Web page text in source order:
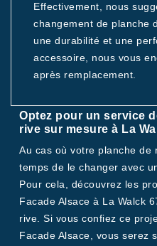
Effectivement, nous
changement de planche
une durabilité et une
accessoire, nous vous
après remplacement.
Optez pour un service
rive sur mesure à La
Au cas où votre planche de
temps de le changer avec
Pour cela, découvrez les
Facade Alsace à La Walck
rive. Si vous confiez ce
Facade Alsace, vous serez